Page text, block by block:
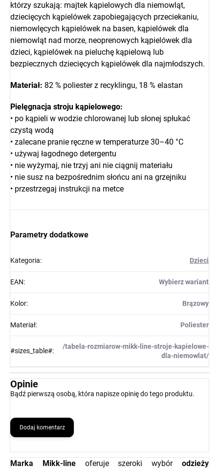
którzy szukają: majtek kąpielowych dla niemowląt,
dziecięcych kąpielówek zapobiegających przeciekaniu,
niemowlęcych kąpielówek na basen, kąpielówek dla
niemowląt nad morze, neoprenowych kąpielówek dla
dzieci, kąpielówek na pieluchę kąpielową lub
bezpiecznych dziecięcych kąpielówek dla najmłodszych.
Materiał: 82 % poliester z recyklingu, 18 % elastan
Pielęgnacja stroju kąpielowego:
• po kąpieli w wodzie chlorowanej lub słonej spłukać
czystą wodą
• zalecane pranie ręczne w temperaturze 30–40 °C
• używaj łagodnego detergentu
• nie wyżymaj, nie trzyj ani nie ciągnij materiału
• nie susz na bezpośrednim słońcu ani na grzejniku
• przestrzegaj instrukcji na metce
Parametry dodatkowe
Kategoria: Dzieci
EAN: Wybierz wariant
Kolor: Brązowy
Materiał: Poliester
#sizes_table#:
/tabela-rozmiarow-mikk-line-stroje-kapielowe-
dla-niemowlat/
Opinie
Bądź pierwszą osobą, która napisze opinię do tego produktu.
Dodaj komentarz
Marka Mikk-lineoferuje szeroki wybórodzieży